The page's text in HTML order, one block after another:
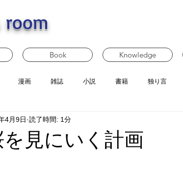
room
Book Knowledge
漫画 雑誌 小説 書籍 独り言
見にいく計画
4月9日 読了時間: 1分